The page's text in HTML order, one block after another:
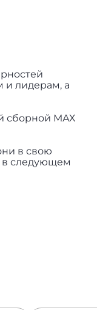
и лидерам, а
сборной МАХ
в свою
в следующем